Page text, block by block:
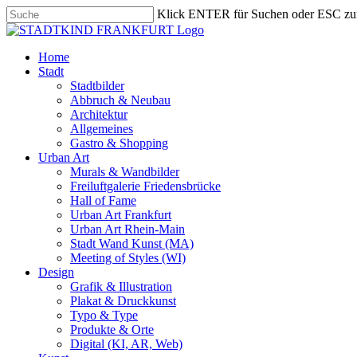
Skip
to
content
Klick ENTER für Suchen oder ESC
Close
search
Menu
Home
Stadt
Stadtbilder
Abbruch & Neubau
Architektur
Allgemeines
Gastro & Shopping
Urban Art
Murals & Wandbilder
Freiluftgalerie Friedensbrücke
Hall of Fame
Urban Art Frankfurt
Urban Art Rhein-Main
Stadt Wand Kunst (MA)
Meeting of Styles (WI)
Design
Grafik & Illustration
Plakat & Druckkunst
Typo & Type
Produkte & Orte
Digital (KI, AR, Web)